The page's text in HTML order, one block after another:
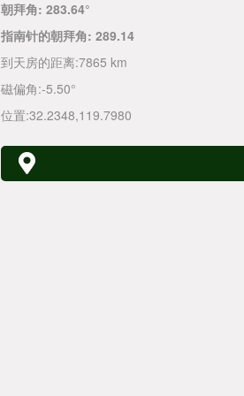
朝拜角: 283.64°
指南针的朝拜角: 289.14
到天房的距离:7865 km
磁偏角:-5.50°
位置:32.2348,119.7980